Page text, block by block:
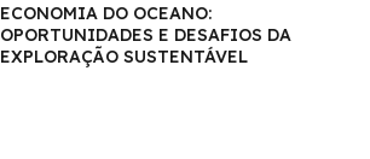
ECONOMIA DO OCEANO:
OPORTUNIDADES E DESAFIOS DA
EXPLORAÇÃO SUSTENTÁVEL